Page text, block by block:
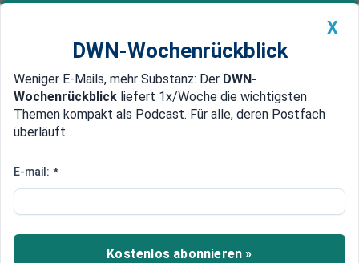
Newsticker MEIN DWN: Geldanlage Premium
Edelmetalle DWN-Magazin China
Immobilienblase droht
Schweiz: Internationaler
Währungsfonds warnt vor
Hyperinflation
X
DWN-Wochenrückblick
Weniger E-Mails, mehr Substanz: Der DWN-
Wochenrückblick liefert 1x/Woche die wichtigsten
Themen kompakt als Podcast. Für alle, deren Postfach
überläuft.
E-mail: *
Kostenlos abonnieren »